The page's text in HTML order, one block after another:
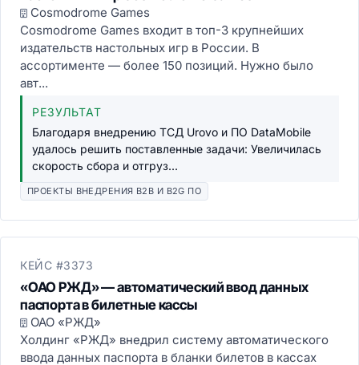
Cosmodrome Games
Cosmodrome Games входит в топ-3 крупнейших
издательств настольных игр в России. В
ассортименте — более 150 позиций. Нужно было
авт...
РЕЗУЛЬТАТ
Благодаря внедрению ТСД Urovo и ПО DataMobile
удалось решить поставленные задачи: Увеличилась
скорость сбора и отгруз...
ПРОЕКТЫ ВНЕДРЕНИЯ B2B И B2G ПО
КЕЙС #3373
«ОАО РЖД» — автоматический ввод данных
паспорта в билетные кассы
ОАО «РЖД»
Холдинг «РЖД» внедрил систему автоматического
ввода данных паспорта в бланки билетов в кассах